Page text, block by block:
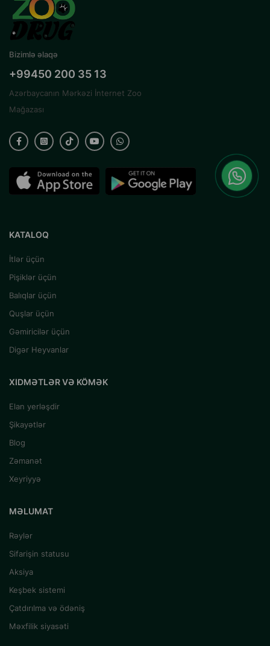
Bizimlə əlaqə
+99450 200 35 13
Azərbaycanın Mərkəzi İnternet Zoo
Mağazası
KATALOQ
İtlər üçün
Pişiklər üçün
Balıqlar üçün
Quşlar üçün
Gəmiricilər üçün
Digər Heyvanlar
XIDMƏTLƏR VƏ KÖMƏK
Elan yerləşdir
Şikayətlər
Blog
Zəmanət
Xeyriyyə
MƏLUMAT
Rəylər
Sifarişin statusu
Aksiya
Keşbek sistemi
Çatdırılma və ödəniş
Məxfilik siyasəti